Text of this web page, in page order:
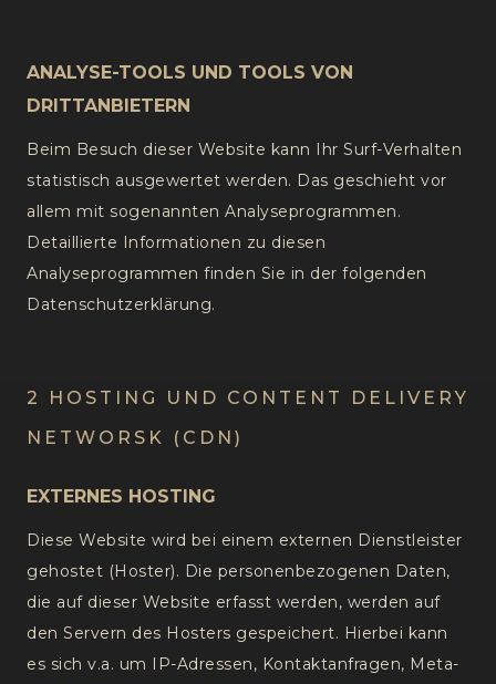
ANALYSE-TOOLS UND TOOLS VON
DRITTANBIETERN
Beim Besuch dieser Website kann Ihr Surf-Verhalten
statistisch ausgewertet werden. Das geschieht vor
allem mit sogenannten Analyseprogrammen.
Detaillierte Informationen zu diesen
Analyseprogrammen finden Sie in der folgenden
Datenschutzerklärung.
2 HOSTING UND CONTENT DELIVERY
NETWORSK (CDN)
EXTERNES HOSTING
Diese Website wird bei einem externen Dienstleister
gehostet (Hoster). Die personenbezogenen Daten,
die auf dieser Website erfasst werden, werden auf
den Servern des Hosters gespeichert. Hierbei kann
es sich v.a. um IP-Adressen, Kontaktanfragen, Meta-